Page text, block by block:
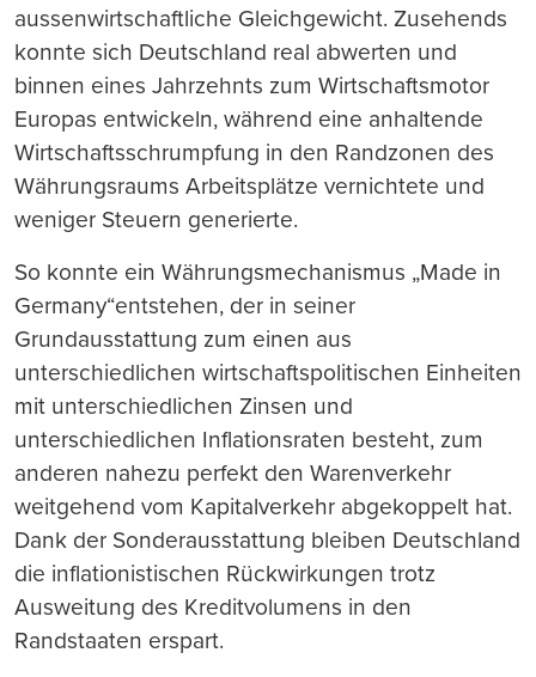
aussenwirtschaftliche Gleichgewicht. Zusehends
konnte sich Deutschland real abwerten und
binnen eines Jahrzehnts zum Wirtschaftsmotor
Europas entwickeln, während eine anhaltende
Wirtschaftsschrumpfung in den Randzonen des
Währungsraums Arbeitsplätze vernichtete und
weniger Steuern generierte.
So konnte ein Währungsmechanismus „Made in
Germany“entstehen, der in seiner
Grundausstattung zum einen aus
unterschiedlichen wirtschaftspolitischen Einheiten
mit unterschiedlichen Zinsen und
unterschiedlichen Inflationsraten besteht, zum
anderen nahezu perfekt den Warenverkehr
weitgehend vom Kapitalverkehr abgekoppelt hat.
Dank der Sonderausstattung bleiben Deutschland
die inflationistischen Rückwirkungen trotz
Ausweitung des Kreditvolumens in den
Randstaaten erspart.